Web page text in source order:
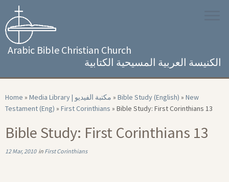
content
Arabic Bible Christian Church
الكنيسة العربية المسيحية الكتابية
Home » Media Library | مكتبة الفيديو » Bible Study (English) » New
Testament (Eng) » First Corinthians » Bible Study: First Corinthians 13
Bible Study: First Corinthians 13
12 Mar, 2010in First Corinthians